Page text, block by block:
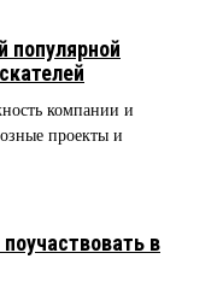
популярной
компании и
проекты и
в